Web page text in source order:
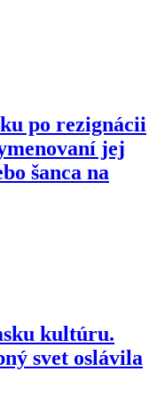
po rezignácii
jej
šanca na
kultúru.
svet oslávila